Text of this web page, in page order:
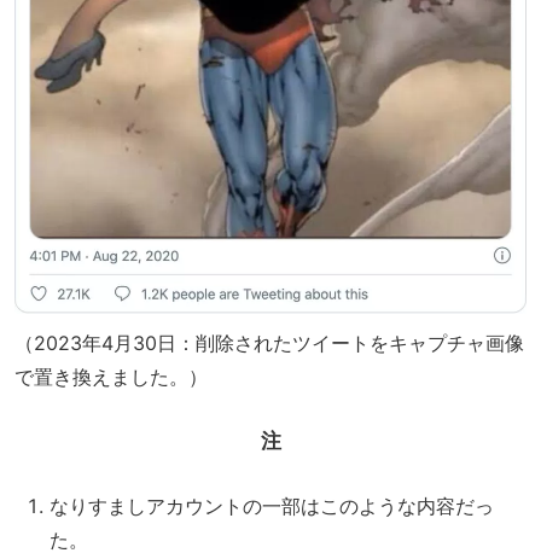
（2023年4月30日：削除されたツイートをキャプチャ画像
で置き換えました。）
注
なりすましアカウントの一部はこのような内容だっ
た。